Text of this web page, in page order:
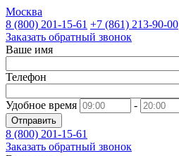
Москва
8 (800) 201-15-61 +7 (861) 213-90-00
Заказать обратный звонок
Ваше имя
Телефон
Удобное время -
Отправить
8 (800) 201-15-61
Заказать обратный звонок